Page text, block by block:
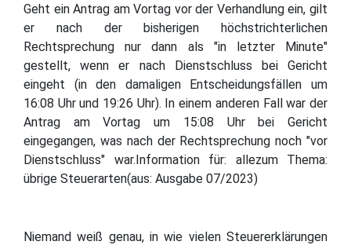
Geht ein Antrag am Vortag vor der Verhandlung ein, gilt
er nach der bisherigen höchstrichterlichen
Rechtsprechung nur dann als "in letzter Minute"
gestellt, wenn er nach Dienstschluss bei Gericht
eingeht (in den damaligen Entscheidungsfällen um
16:08 Uhr und 19:26 Uhr). In einem anderen Fall war der
Antrag am Vortag um 15:08 Uhr bei Gericht
eingegangen, was nach der Rechtsprechung noch "vor
Dienstschluss" war.Information für: allezum Thema:
übrige Steuerarten(aus: Ausgabe 07/2023)
Niemand weiß genau, in wie vielen Steuererklärungen